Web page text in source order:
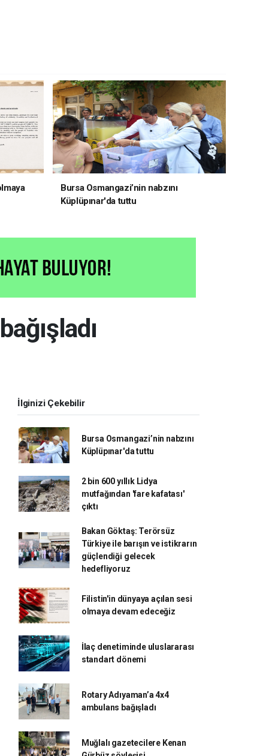
Bursa Osmangazi’nin nabzını
Küplüpınar'da tuttu
İlginizi Çekebilir
Bursa Osmangazi’nin nabzını
Küplüpınar'da tuttu
2 bin 600 yıllık Lidya
mutfağından 'fare kafatası'
çıktı
Bakan Göktaş: Terörsüz
Türkiye ile barışın ve istikrarın
güçlendiği gelecek
hedefliyoruz
Filistin'in dünyaya açılan sesi
olmaya devam edeceğiz
İlaç denetiminde uluslararası
standart dönemi
Rotary Adıyaman’a 4x4
ambulans bağışladı
Muğlalı gazetecilere Kenan